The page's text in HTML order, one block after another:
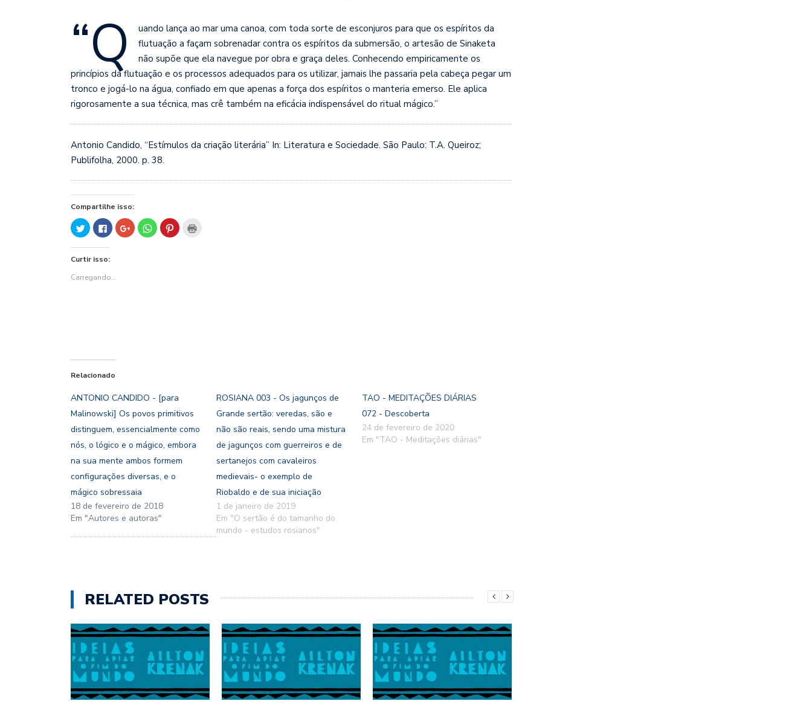
“Q
uando lança ao mar uma canoa, com toda sorte de esconjuros para que os espíritos da
flutuação a façam sobrenadar contra os espíritos da submersão, o artesão de Sinaketa
não supõe que ela navegue por obra e graça deles. Conhecendo empiricamente os
princípios da flutuação e os processos adequados para os utilizar, jamais lhe passaria pela cabeça pegar um
tronco e jogá-lo na água, confiado em que apenas a força dos espíritos o manteria emerso. Ele aplica
rigorosamente a sua técnica, mas crê também na eficácia indispensável do ritual mágico.”
Antonio Candido, “Estímulos da criação literária” In: Literatura e Sociedade. São Paulo: T.A. Queiroz;
Publifolha, 2000. p. 38.
Compartilhe isso:
Clique
para
compartilhar
no
Twitter(abre
em
janela)
Clique
para
compartilhar
no
em
janela)
Compartilhe
no
Google+
Clique
para
compartilhar
Clique
para
Curtir isso:
Carregando...
Relacionado
ANTONIO CANDIDO - [para
Malinowski] Os povos primitivos
distinguem, essencialmente como
nós, o lógico e o mágico, embora
na sua mente ambos formem
configurações diversas, e o
mágico sobressaia
18 de fevereiro de 2018
Em "Autores e autoras"
ROSIANA 003 - Os jagunços de
Grande sertão: veredas, são e
não são reais, sendo uma mistura
de jagunços com guerreiros e de
sertanejos com cavaleiros
medievais- o exemplo de
Riobaldo e de sua iniciação
1 de janeiro de 2019
Em "O sertão é do tamanho do
mundo - estudos rosianos"
TAO - MEDITAÇÕES DIÁRIAS
072 - Descoberta
24 de fevereiro de 2020
Em "TAO - Meditações diárias"
RELATED POSTS